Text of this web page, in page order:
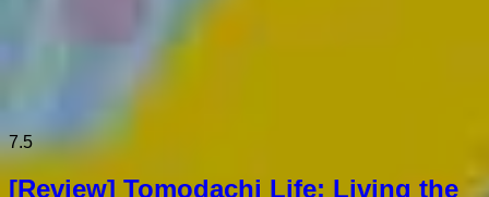
7.5
[Review] Tomodachi Life: Living the